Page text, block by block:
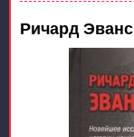
Ричард